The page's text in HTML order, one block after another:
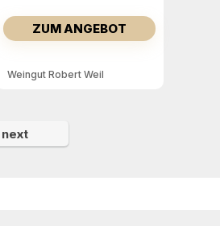
2023 ZUM ANGEBOT
Weingut Robert Weil